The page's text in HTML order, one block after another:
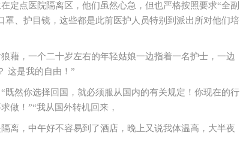
定点医院隔离区，他们虽然心急，但也严格按照要求“全副
、护目镜，这些都是此前医护人员特别到派出所对他们培
藉，一个二十岁左右的年轻姑娘一边指着一名护士，一边
这是我的自由！”
既然你选择回国，就必须服从国内的有关规定！你现在的行
做！”“我从国外转机回来，
离，中午好不容易到了酒店，晚上又说我体温高，大半夜